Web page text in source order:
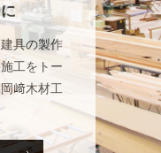
具の製作
工をトー
﨑木材工